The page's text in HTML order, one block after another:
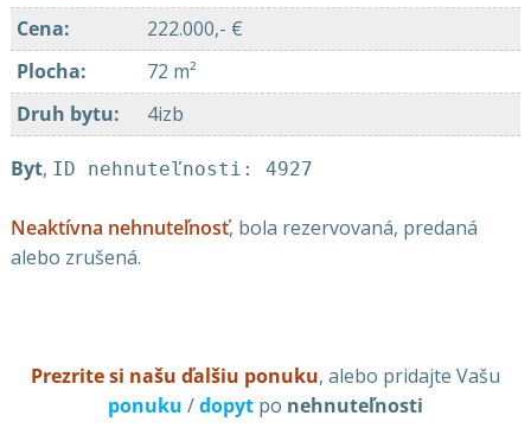
Cena:
222.000,- €
Plocha:
72 m²
Druh bytu: 4izb
Byt, ID nehnuteľnosti: 4927
Neaktívna nehnuteľnosť, bola rezervovaná, predaná
alebo zrušená.
Prezrite si našu ďalšiu ponuku, alebo pridajte Vašu
ponuku /dopyt po nehnuteľnosti